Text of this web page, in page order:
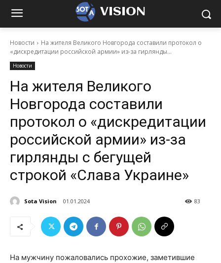
VISION
Новости
На жителя Великого Новгорода составили протокол о
«дискредитации российской армии» из-за гирлянды...
Новости
На жителя Великого
Новгорода составили
протокол о «дискредитации
российской армии» из-за
гирлянды с бегущей
строкой «Слава Украине»
Sota Vision 01.01.2024 83
На мужчину пожаловались прохожие, заметившие